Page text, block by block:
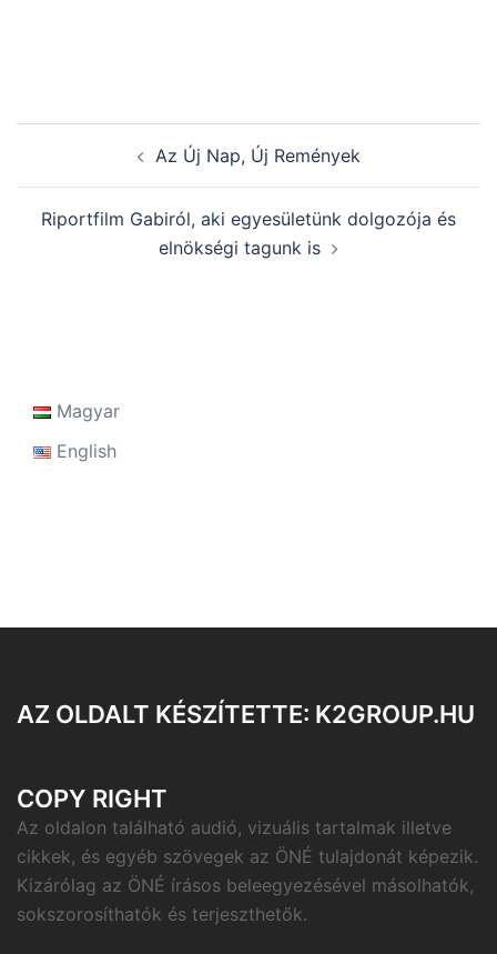
navigation Az Új Nap, Új Remények
Riportfilm Gabiról, aki egyesületünk dolgozója és
elnökségi tagunk is
Magyar
English
AZ OLDALT KÉSZÍTETTE: K2GROUP.HU
COPY RIGHT
Az oldalon található audió, vizuális tartalmak illetve
cikkek, és egyéb szövegek az ÖNÉ tulajdonát képezik.
Kizárólag az ÖNÉ írásos beleegyezésével másolhatók,
sokszorosíthatók és terjeszthetők.